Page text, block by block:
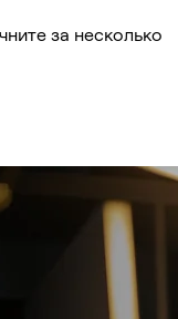
за несколько